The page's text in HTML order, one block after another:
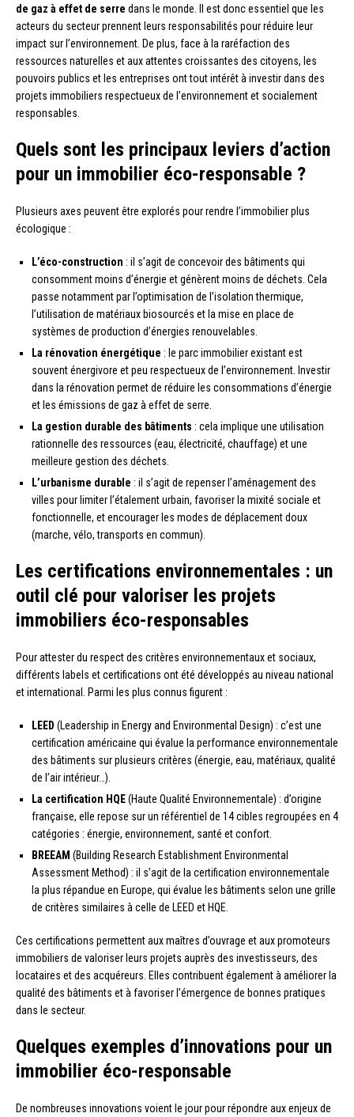
de gaz à effet de serre dans le monde. Il est donc essentiel que les
acteurs du secteur prennent leurs responsabilités pour réduire leur
impact sur l’environnement. De plus, face à la raréfaction des
ressources naturelles et aux attentes croissantes des citoyens, les
pouvoirs publics et les entreprises ont tout intérêt à investir dans des
projets immobiliers respectueux de l’environnement et socialement
responsables.
Quels sont les principaux leviers d’action
pour un immobilier éco-responsable ?
Plusieurs axes peuvent être explorés pour rendre l’immobilier plus
écologique :
L’éco-construction : il s’agit de concevoir des bâtiments qui
consomment moins d’énergie et génèrent moins de déchets. Cela
passe notamment par l’optimisation de l’isolation thermique,
l’utilisation de matériaux biosourcés et la mise en place de
systèmes de production d’énergies renouvelables.
La rénovation énergétique : le parc immobilier existant est
souvent énergivore et peu respectueux de l’environnement. Investir
dans la rénovation permet de réduire les consommations d’énergie
et les émissions de gaz à effet de serre.
La gestion durable des bâtiments : cela implique une utilisation
rationnelle des ressources (eau, électricité, chauffage) et une
meilleure gestion des déchets.
L’urbanisme durable : il s’agit de repenser l’aménagement des
villes pour limiter l’étalement urbain, favoriser la mixité sociale et
fonctionnelle, et encourager les modes de déplacement doux
(marche, vélo, transports en commun).
Les certifications environnementales : un
outil clé pour valoriser les projets
immobiliers éco-responsables
Pour attester du respect des critères environnementaux et sociaux,
différents labels et certifications ont été développés au niveau national
et international. Parmi les plus connus figurent :
LEED (Leadership in Energy and Environmental Design) : c’est une
certification américaine qui évalue la performance environnementale
des bâtiments sur plusieurs critères (énergie, eau, matériaux, qualité
de l’air intérieur…).
La certification HQE(Haute Qualité Environnementale) : d’origine
française, elle repose sur un référentiel de 14 cibles regroupées en 4
catégories : énergie, environnement, santé et confort.
BREEAM (Building Research Establishment Environmental
Assessment Method) : il s’agit de la certification environnementale
la plus répandue en Europe, qui évalue les bâtiments selon une grille
de critères similaires à celle de LEED et HQE.
Ces certifications permettent aux maîtres d’ouvrage et aux promoteurs
immobiliers de valoriser leurs projets auprès des investisseurs, des
locataires et des acquéreurs. Elles contribuent également à améliorer la
qualité des bâtiments et à favoriser l’émergence de bonnes pratiques
dans le secteur.
Quelques exemples d’innovations pour un
immobilier éco-responsable
De nombreuses innovations voient le jour pour répondre aux enjeux de